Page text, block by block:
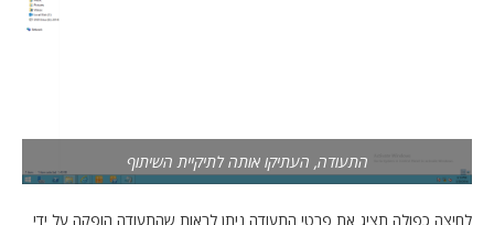
התעודה, העתיקו אותה לתיקיית השיתוף
לחיצה כפולה תציג את פרטי התעודה ניתן לראות שהתעודה הופקה על ידי